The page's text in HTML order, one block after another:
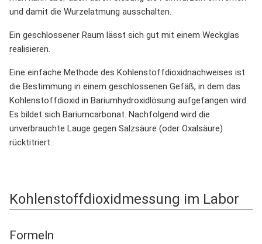
und damit die Wurzelatmung ausschalten.
Ein geschlossener Raum lässt sich gut mit einem Weckglas
realisieren.
Eine einfache Methode des Kohlenstoffdioxidnachweises ist
die Bestimmung in einem geschlossenen Gefäß, in dem das
Kohlenstoffdioxid in Bariumhydroxidlösung aufgefangen wird.
Es bildet sich Bariumcarbonat. Nachfolgend wird die
unverbrauchte Lauge gegen Salzsäure (oder Oxalsäure)
rücktitriert.
Kohlenstoffdioxidmessung im Labor
Formeln